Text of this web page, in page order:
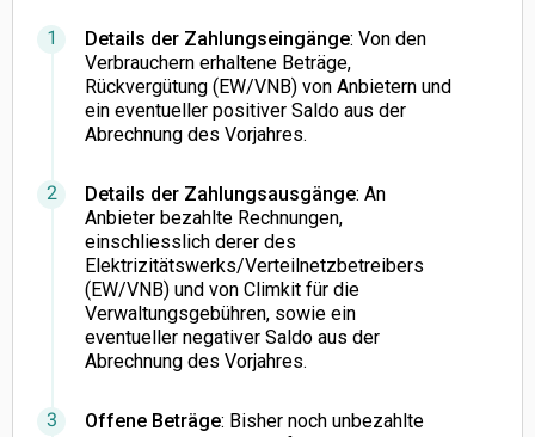
Details der Zahlungseingänge: Von den
Verbrauchern erhaltene Beträge,
Rückvergütung (EW/VNB) von Anbietern und
ein eventueller positiver Saldo aus der
Abrechnung des Vorjahres.
Details der Zahlungsausgänge: An
Anbieter bezahlte Rechnungen,
einschliesslich derer des
Elektrizitätswerks/Verteilnetzbetreibers
(EW/VNB) und von Climkit für die
Verwaltungsgebühren, sowie ein
eventueller negativer Saldo aus der
Abrechnung des Vorjahres.
Offene Beträge: Bisher noch unbezahlte